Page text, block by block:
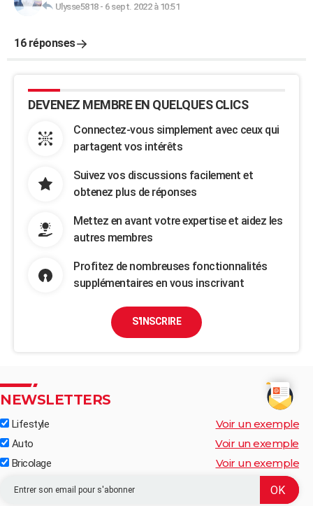
Ulysse5818- 6 sept. 2022 à 10:51
16 réponses
DEVENEZ MEMBRE EN QUELQUES CLICS
Connectez-vous simplement avec ceux qui
partagent vos intérêts
Suivez vos discussions facilement et
obtenez plus de réponses
Mettez en avant votre expertise et aidez les
autres membres
Profitez de nombreuses fonctionnalités
supplémentaires en vous inscrivant
S'INSCRIRE
NEWSLETTERS
Lifestyle Voir un exemple
Auto Voir un exemple
Bricolage Voir un exemple